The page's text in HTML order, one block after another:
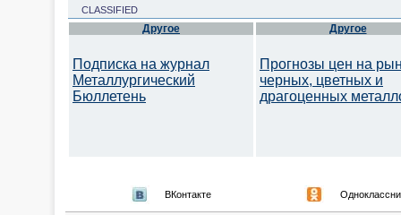
CLASSIFIED
Другое
Подписка на журнал
Металлургический
Бюллетень
Другое
Прогнозы цен на
черных, цветных и
драгоценных
ВКонтакте